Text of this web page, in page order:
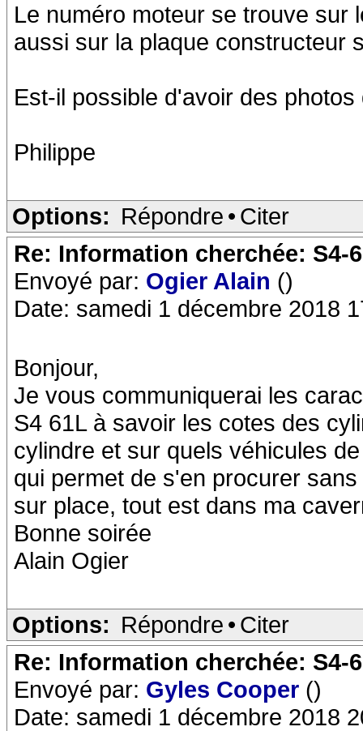
Le numéro moteur se trouve sur
aussi sur la plaque constructeur
Est-il possible d'avoir des
Philippe
Options: Répondre • Citer
Re: Information cherchée: S4-
Envoyé par: Ogier Alain ()
Date: samedi 1 décembre 2018
Bonjour,
Je vous communiquerai les
S4 61L à savoir les cotes des
cylindre et sur quels véhicules
qui permet de s'en procurer
sur place, tout est dans ma
Bonne soirée
Alain Ogier
Options: Répondre • Citer
Re: Information cherchée: S4-
Envoyé par: Gyles Cooper ()
Date: samedi 1 décembre 2018